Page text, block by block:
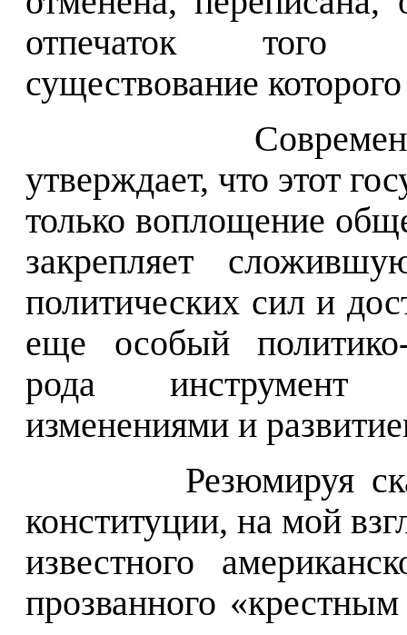
отпечаток того
существование
утверждает, что этот
только воплощение
закрепляет
политических сил и
еще особый
рода инструмент
изменениями и
Резюмируя
конституции, на мой
известного
прозванного